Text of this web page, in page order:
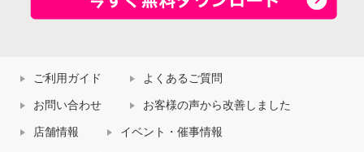
ご利用ガイド よくあるご質問
お問い合わせ お客様の声から改善しました
店舗情報 イベント・催事情報